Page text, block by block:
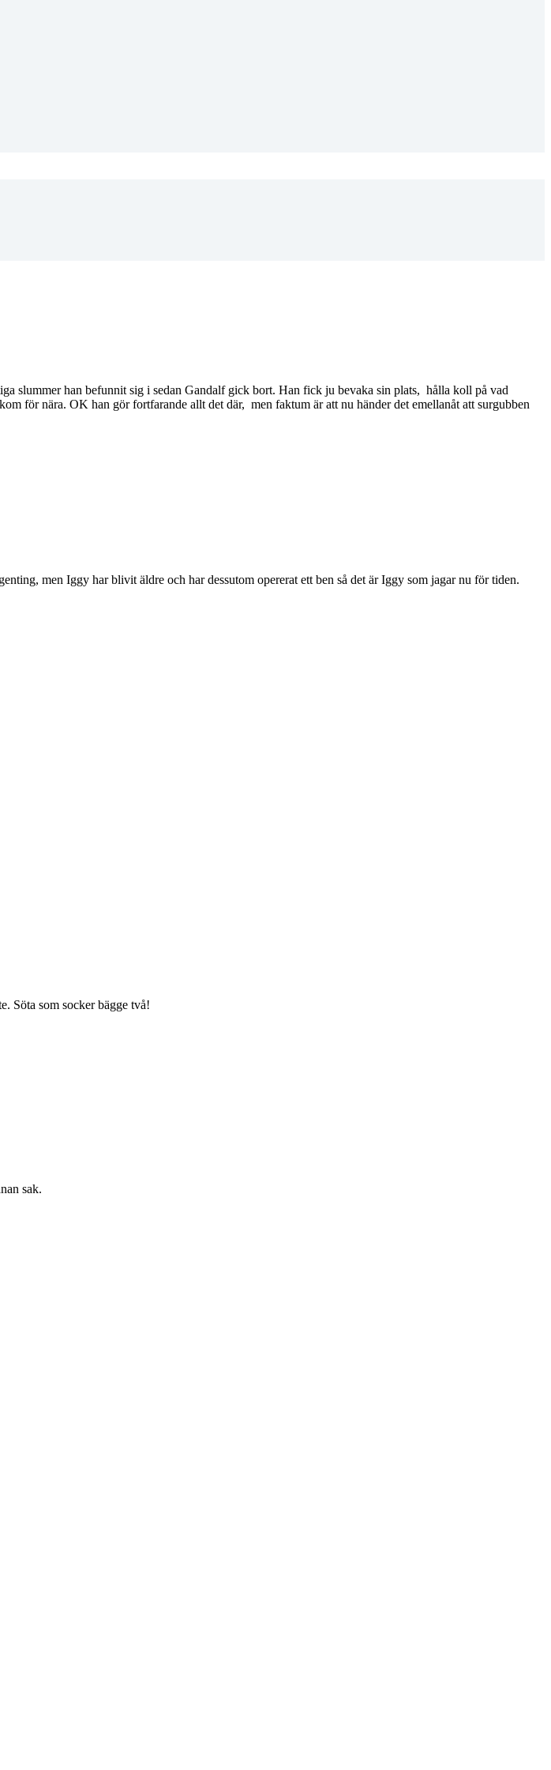
slummer han befunnit sig i sedan Gandalf gick bort. Han fick ju bevaka sin plats, hålla koll på vad
för nära. OK han gör fortfarande allt det där, men faktum är att nu händer det emellanåt att surgubben
men Iggy har blivit äldre och har dessutom opererat ett ben så det är Iggy som jagar nu för tiden.
Söta som socker bägge två!
sak.